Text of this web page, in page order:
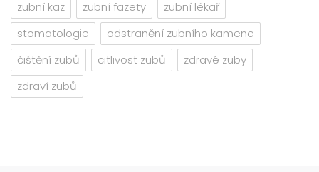
zubní kaz
zubní fazety
zubní lékař
stomatologie
odstranění zubního kamene
čištění zubů
citlivost zubů
zdravé zuby
zdraví zubů